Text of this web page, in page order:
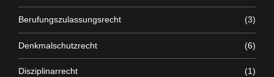
Berufungszulassungsrecht (3)
Denkmalschutzrecht (6)
Disziplinarrecht (1)